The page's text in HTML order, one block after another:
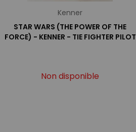
Kenner
STAR WARS (THE POWER OF THE
FORCE) - KENNER - TIE FIGHTER PILOT
Non disponible